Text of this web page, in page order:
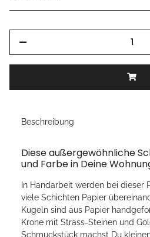
Beschreibung
Diese außergewöhnliche
und Farbe in Deine
In Handarbeit werden bei dieser
viele Schichten Papier
Kugeln sind aus Papier
Krone mit Strass-Steinen und
Schmuckstück machst Du